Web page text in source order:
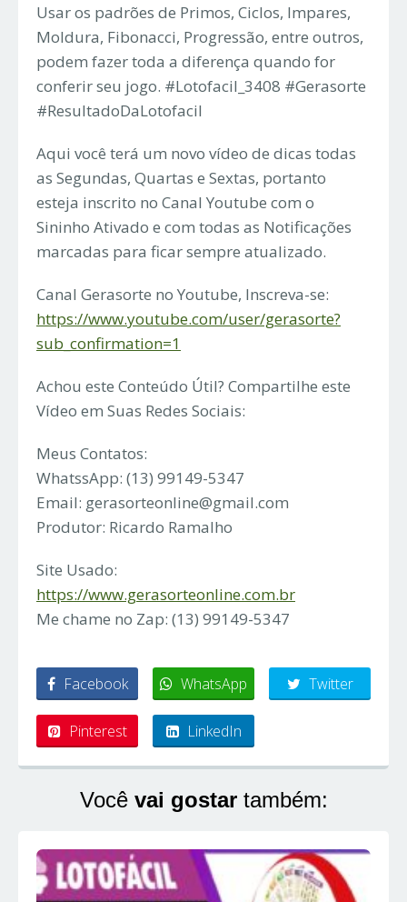
Usar os padrões de Primos, Ciclos, Impares,
Moldura, Fibonacci, Progressão, entre outros,
podem fazer toda a diferença quando for
conferir seu jogo. #Lotofacil_3408 #Gerasorte
#ResultadoDaLotofacil
Aqui você terá um novo vídeo de dicas todas
as Segundas, Quartas e Sextas, portanto
esteja inscrito no Canal Youtube com o
Sininho Ativado e com todas as Notificações
marcadas para ficar sempre atualizado.
Canal Gerasorte no Youtube, Inscreva-se:
https://www.youtube.com/user/gerasorte?
sub_confirmation=1
Achou este Conteúdo Útil? Compartilhe este
Vídeo em Suas Redes Sociais:
Meus Contatos:
WhatssApp: (13) 99149-5347
Email: gerasorteonline@gmail.com
Produtor: Ricardo Ramalho
Site Usado:
https://www.gerasorteonline.com.br
Me chame no Zap: (13) 99149-5347
Facebook WhatsApp Twitter
Pinterest LinkedIn
Você vai gostartambém: